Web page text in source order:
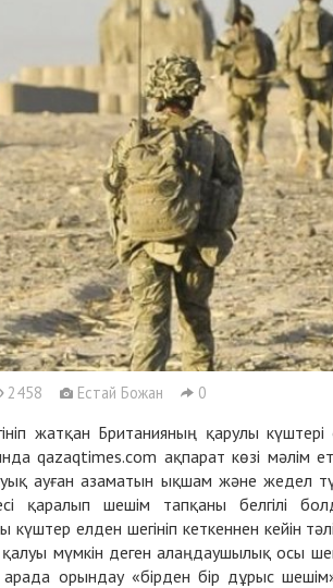
2458 Естай Божан 0
жатқан Британияның қарулы
qazaqtimes.com ақпарат көзі мәлім
ауған азаматын ықшам және жедел
қаралып шешім тапқаны белгілі
күштер елден шегініп кеткеннен кейін
мүмкін деген алаңдаушылық осы
орындау «бірден бір дұрыс